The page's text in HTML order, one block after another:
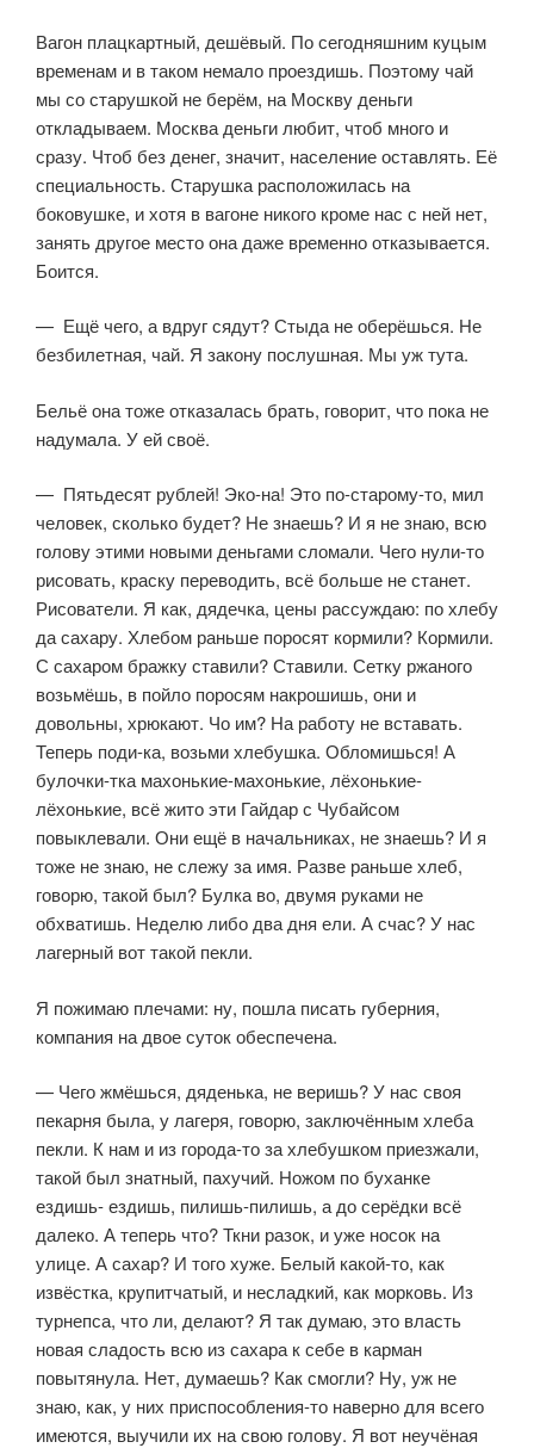
Вагон плацкартный, дешёвый. По сегодняшним куцым
временам и в та­ком немало проездишь. Поэтому чай
мы со старушкой не берём, на Мо­скву деньги
откладываем. Москва деньги любит, чтоб много и
сразу. Чтоб без денег, значит, население оставлять. Её
специальность. Старушка распо­ложилась на
боковушке, и хотя в вагоне никого кроме нас с ней нет,
занять другое место она даже временно отказывается.
Боится.
— Ещё чего, а вдруг сядут? Стыда не оберёшься. Не
безбилетная, чай. Я закону послушная. Мы уж тута.
Бельё она тоже отказалась брать, говорит, что пока не
надумала. У ей своё.
— Пятьдесят рублей! Эко-на! Это по-старому-то, мил
человек, сколь­ко будет? Не знаешь? И я не знаю, всю
голову этими новыми деньгами сло­мали. Чего нули-то
рисовать, краску переводить, всё больше не станет.
Рисователи. Я как, дядечка, цены рассуждаю: по хлебу
да сахару. Хлебом раньше поросят кормили? Кормили.
С сахаром бражку ставили? Ставили. Сетку ржаного
возьмёшь, в пойло поросям накрошишь, они и
довольны, хрюкают. Чо им? На работу не вставать.
Теперь поди-ка, возьми хлебушка. Обломишься! А
булочки-тка махонькие-махонькие, лёхонькие-
лёхонькие, всё жито эти Гайдар с Чубайсом
повыклевали. Они ещё в начальниках, не знаешь? И я
тоже не знаю, не слежу за имя. Разве раньше хлеб,
говорю, та­кой был? Булка во, двумя руками не
обхватишь. Неделю либо два дня ели. А счас? У нас
лагерный вот такой пекли.
Я пожимаю плечами: ну, пошла писать губерния,
компания на двое су­ток обеспечена.
— Чего жмёшься, дяденька, не веришь? У нас своя
пекарня была, у ла­геря, говорю, заключённым хлеба
пекли. К нам и из города-то за хлебуш­ком приезжали,
такой был знатный, пахучий. Ножом по буханке
ездишь- ездишь, пилишь-пилишь, а до серёдки всё
далеко. А теперь что? Ткни разок, и уже носок на
улице. А сахар? И того хуже. Белый какой-то, как
извёстка, крупитчатый, и несладкий, как морковь. Из
турнепса, что ли, делают? Я так думаю, это власть
новая сладость всю из сахара к себе в карман
повытянула. Нет, думаешь? Как смогли? Ну, уж не
знаю, как, у них приспособления-то наверно для всего
имеются, выучили их на свою голову. Я вот неучёная